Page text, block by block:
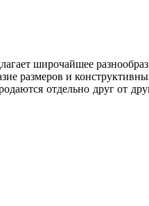
широчайшее
размеров и
отдельно друг от